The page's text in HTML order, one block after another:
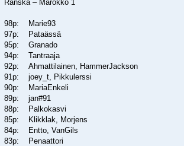
Ranska – Marokko 1
98p: Marie93
97p: Pataässä
95p: Granado
94p: Tantraaja
92p: Ahmattilainen, HammerJackson
91p: joey_t, Pikkulerssi
90p: MariaEnkeli
89p: jan#91
88p: Palkokasvi
85p: Klikklak, Morjens
84p: Entto, VanGils
83p: Penaattori